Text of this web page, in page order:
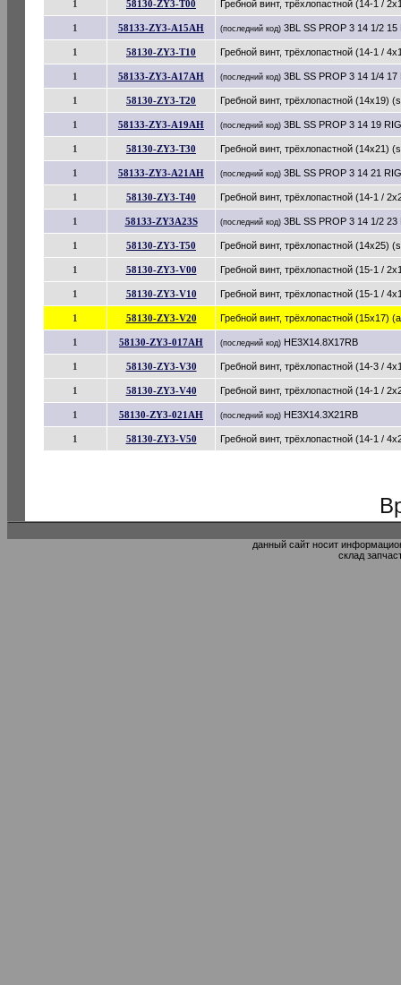
1 58130-ZY3-T00 Гребной винт, трёхлопастной (14-1 /
1 58133-ZY3-A15AH (последний код) 3BL SS PROP 3 14 1/2 15
1 58130-ZY3-T10 Гребной винт, трёхлопастной (14-1 /
1 58133-ZY3-A17AH (последний код) 3BL SS PROP 3 14 1/4 17
1 58130-ZY3-T20 Гребной винт, трёхлопастной (14x19)
1 58133-ZY3-A19AH (последний код) 3BL SS PROP 3 14 19
1 58130-ZY3-T30 Гребной винт, трёхлопастной (14x21)
1 58133-ZY3-A21AH (последний код) 3BL SS PROP 3 14 21
1 58130-ZY3-T40 Гребной винт, трёхлопастной (14-1 /
1 58133-ZY3A23S (последний код) 3BL SS PROP 3 14 1/2 23
1 58130-ZY3-T50 Гребной винт, трёхлопастной (14x25)
1 58130-ZY3-V00 Гребной винт, трёхлопастной (15-1 /
1 58130-ZY3-V10 Гребной винт, трёхлопастной (15-1 /
1 58130-ZY3-V20 Гребной винт, трёхлопастной (15x17)
1 58130-ZY3-017AH (последний код) HE3X14.8X17RB
1 58130-ZY3-V30 Гребной винт, трёхлопастной (14-3 /
1 58130-ZY3-V40 Гребной винт, трёхлопастной (14-1 /
1 58130-ZY3-021AH (последний код) HE3X14.3X21RB
1 58130-ZY3-V50 Гребной винт, трёхлопастной (14-1 /
данный сайт носит
склад